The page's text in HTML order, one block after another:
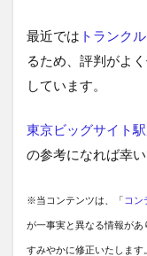
最近では トランク
るため、評判がよ
しています。
東京ビッグサイト駅
の参考になれば幸い
※当コンテンツは、「 コン
が一事実と異なる情報があ
すみやかに修正いたします。